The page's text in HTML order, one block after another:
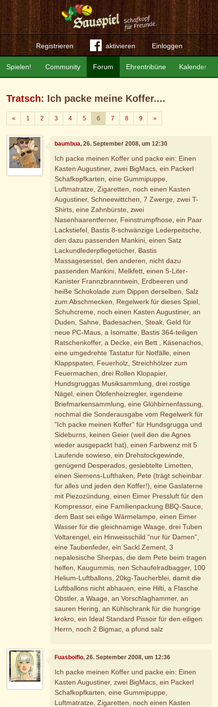
Registrieren aktivieren Einloggen
Community Forum Ehrentribüne Kalender
Spielen!
Tratsch: Ich packe meine Koffer....
«Zurück
1 2 3 4 5 6 7 8 9 »Weiter
baumbua, 26. September 2008, um 12:30
Ich packe meinen Koffer und packe ein: Einen
Kasten Augustiner, zwei BigMacs, ein Packerl
Schafkopfkarten, eine Gummipuppe,
Luftmatratze, Zigaretten, noch einen Kasten
Augustiner, Schneewittchen, 7 Zwerge, zwei T-
Shirts, eine Zahnbürste, zwei
Nasenhaarentferner, Feinstrumpfhose, ein Paar
Lackstiefel, Bastis 8-schwänzige Lederpeitsche,
den dazu passenden Mankini, einen Satz
Lackundlederpflegetücher, Bastis
Massagesessel, den anderen, nicht dazu
passenden Mankini, Melkfett, einen 5-Liter-
Kanister Frannzbranntwein, Erdbeeren und
heiße Schokolade zum Dippen derselben, Salz
zum Abschmecken, Regelwerk für dieses Spiel,
Schuhcreme, noch einen Kasten Augustiner, an
Duden, Sahne, Badesachen, Steak, Geld für
neue PC-Maus, a Isomatte, Bastis 364-teiligen
Ratschenkoffer, a Decke, ein Bett , Käsenachos,
eine umgedrehte Tastatur für Notfälle, einen
Klappspaten, Feuerholz, Streichhölzer zum
Feuermachen, drei Rollen Klopapier,
Hundsgruggas Musiksammlung, drei rostige
Nägel, einen Ölofenheizregler, irgendeine
Briefmarkensammlung, eine Glühbirnenfassung,
nochmal die Sonderausgabe vom Regelwerk für
"Ich packe meinen Koffer" für Hundsgrugga und
Sideburns, keinen Geier (weil den die Agnes
wieder ausgepackt hat), einen Farbwenz mit 5
Laufende sowieso, ein Drehstockgewinde,
genügend Desperados, gesiebtelte Limetten,
einen Siemens-Lufthaken, Pete (trägt scheinbar
für alles und jeden den Koffer!), eine Gaslaterne
mit Piezozündung, einen Eimer Pressluft für den
Kompressor, eine Familienpackung BBQ-Sauce,
dem Bast sei eilige Wärmelampe, einen Eimer
Wasser für die gleichnamige Waage, drei Tuben
Voltarengel, ein Hinweisschild "nur für Damen",
eine Taubenfeder, ein Sackl Zement, 3
nepalesische Sherpas, die dem Pete beim tragen
helfen, Kaugummis, nen Schaufelradbagger, 100
Helium-Luftballons, 20kg-Taucherblei, damit die
Luftballons nicht abhauen, eine Hilti, a Flasche
Obstler, a Waage, an Vorschlaghammer, an
sauren Hering, an Kühlschrank für die hungrige
krokro, ein Ideal Standard Pissoir für den eiligen
Herrn, noch 2 Bigmac, a pfund salz
Fuasboiflo, 26. September 2008, um 12:36
Ich packe meinen Koffer und packe ein: Einen
Kasten Augustiner, zwei BigMacs, ein Packerl
Schafkopfkarten, eine Gummipuppe,
Luftmatratze, Zigaretten, noch einen Kasten